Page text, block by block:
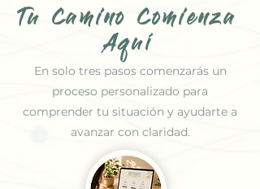
Tu Camino Comienza
Aquí
En solo tres pasos comenzarás un
proceso personalizado para
comprender tu situación y ayudarte a
avanzar con claridad.